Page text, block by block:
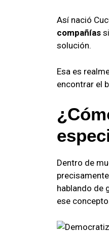
Así nació
compañías
solución.
Esa es
encontrar el
Dentro de
hablando de
ese